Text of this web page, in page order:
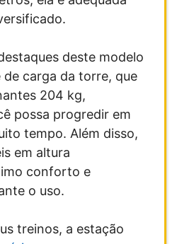
deste modelo
de carga da torre, que
204 kg,
possa progredir em
tempo. Além disso,
em altura
conforto e
o uso.
treinos, a estação